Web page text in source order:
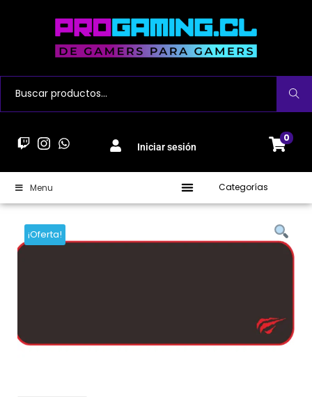
Buscar
Iniciar sesión
0
Menu Categorías
¡Oferta!